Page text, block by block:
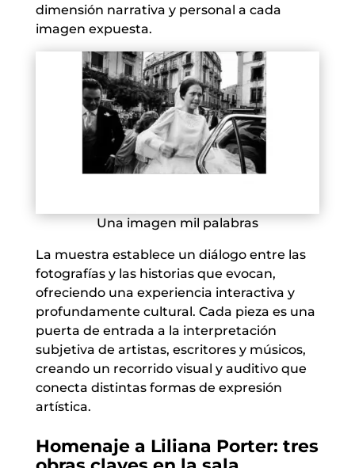
dimensión narrativa y personal a cada
imagen expuesta.
Una imagen mil palabras
La muestra establece un diálogo entre las
fotografías y las historias que evocan,
ofreciendo una experiencia interactiva y
profundamente cultural. Cada pieza es una
puerta de entrada a la interpretación
subjetiva de artistas, escritores y músicos,
creando un recorrido visual y auditivo que
conecta distintas formas de expresión
artística.
Homenaje a Liliana Porter: tres